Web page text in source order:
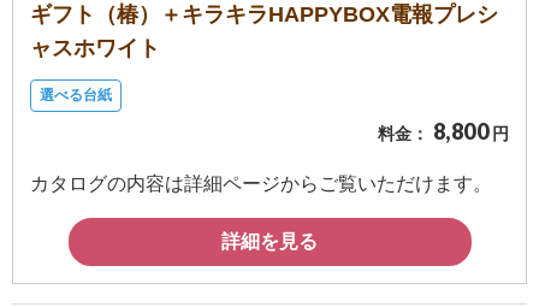
お
問
い
合
せ
ギフト（椿）＋キラキラHAPPYBOX電報プレシ
ャスホワイト
選べる台紙
料金： 8,800 円
カタログの内容は詳細ページからご覧いただけます。
詳細を見る